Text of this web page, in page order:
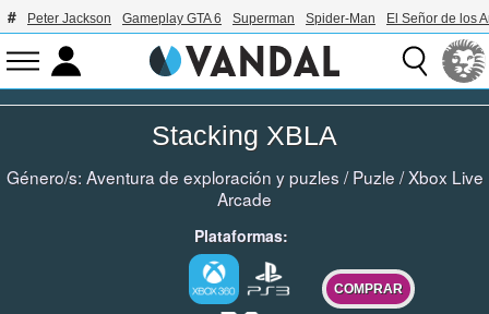
Peter Jackson Gameplay GTA 6 Superman Spider-Man El Señor de los
Stacking XBLA
Género/s: Aventura de exploración y puzles/Puzle /Xbox Live
Arcade
Plataformas:
COMPRAR